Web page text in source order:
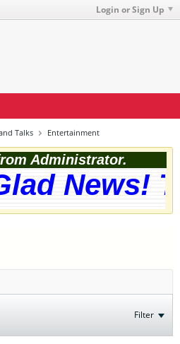
Login or Sign Up
Talks Entertainment
Administrator.
News!
Filter